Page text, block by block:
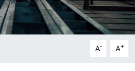
A- A+